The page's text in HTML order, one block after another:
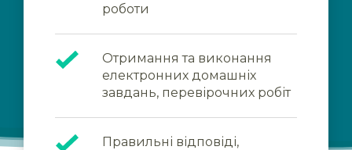
роботи
Отримання та виконання
електронних домашніх
завдань, перевірочних робіт
Правильні відповіді,